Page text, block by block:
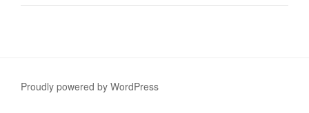
Proudly powered by WordPress